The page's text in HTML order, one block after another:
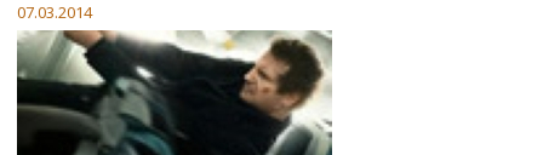
07.03.2014